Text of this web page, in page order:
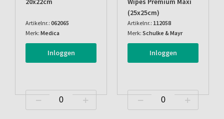
Artikelnr.: 062065
Merk: Medica
Inloggen
(25x25cm)
Artikelnr.: 112058
Merk: Schulke & Mayr
Inloggen